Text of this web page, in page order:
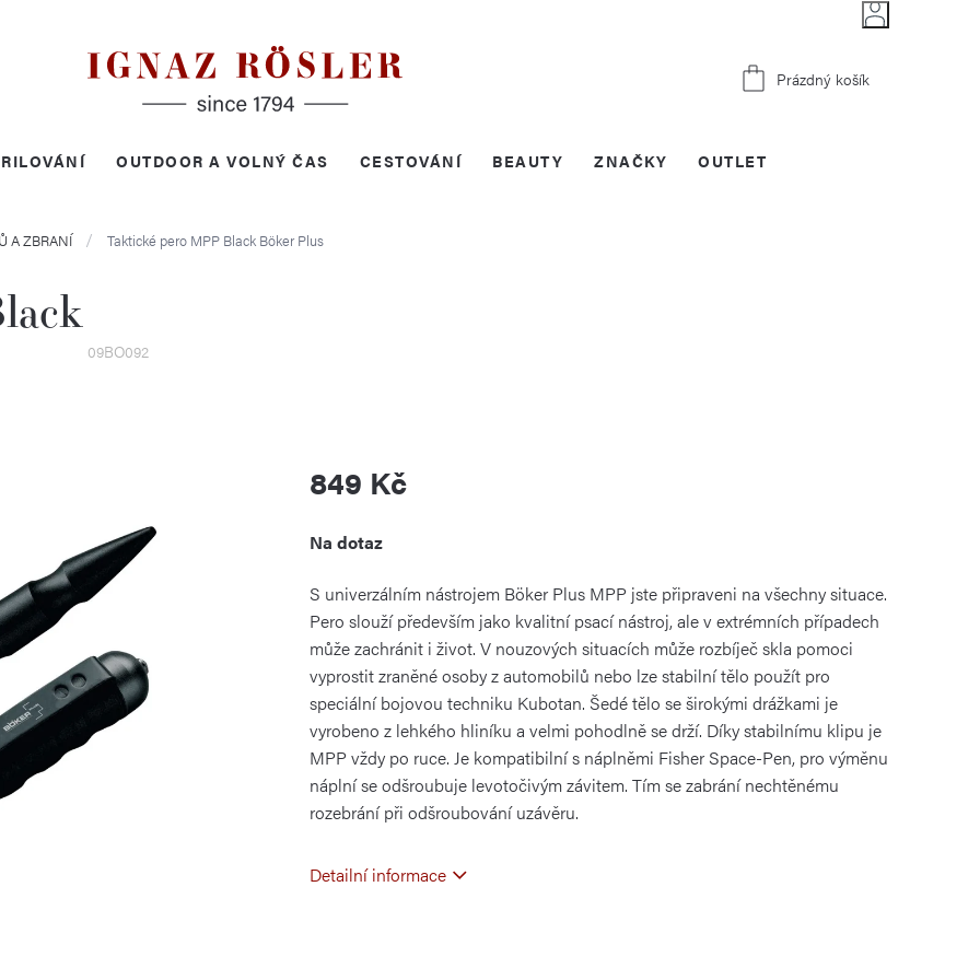
Nákupní
Prázdný košík
OUTDOOR A VOLNÝ ČAS CESTOVÁNÍ BEAUTY OUTLET
ZNAČKY
A ZBRANÍ Taktické pero MPP Black Böker Plus
09BO092
849 Kč
cena:
Na dotaz
S univerzálním nástrojem Böker Plus MPP jste připraveni na všechny situace.
Pero slouží především jako kvalitní psací nástroj, ale v extrémních případech
může zachránit i život. V nouzových situacích může rozbíječ skla pomoci
vyprostit zraněné osoby z automobilů nebo lze stabilní tělo použít pro
speciální bojovou techniku Kubotan. Šedé tělo se širokými drážkami je
vyrobeno z lehkého hliníku a velmi pohodlně se drží. Díky stabilnímu klipu je
MPP vždy po ruce. Je kompatibilní s náplněmi Fisher Space-Pen, pro výměnu
náplní se odšroubuje levotočivým závitem. Tím se zabrání nechtěnému
rozebrání při odšroubování uzávěru.
Detailní informace